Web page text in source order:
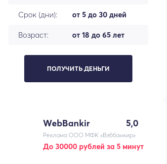
Срок (дни): от 5 до 30 дней
Возраст: от 18 до 65 лет
ПОЛУЧИТЬ ДЕНЬГИ
WebBankir 5,0
Реклама ООО МФК «Вэббанкир»
До 30000 рублей за 5 минут